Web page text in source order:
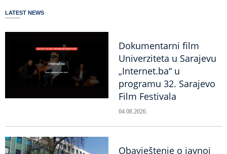
LATEST NEWS
Dokumentarni film
Univerziteta u Sarajevu
„Internet.ba“ u
programu 32. Sarajevo
Film Festivala
04.08.2026.
Obavještenje o javnoj